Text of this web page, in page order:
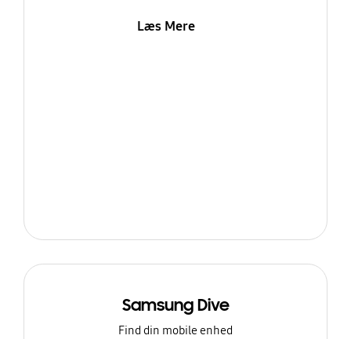
Læs Mere
Samsung Dive
Find din mobile enhed